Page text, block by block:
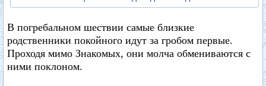
В погребальном шествии самые близкие
родственники покойного идут за гробом первые.
Проходя мимо Знакомых, они молча обмениваются с
ними поклоном.